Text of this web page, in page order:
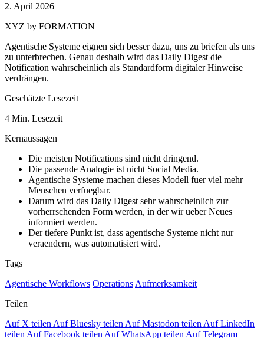
2. April 2026
XYZ by FORMATION
Agentische Systeme eignen sich besser dazu, uns zu briefen als uns
zu unterbrechen. Genau deshalb wird das Daily Digest die
Notification wahrscheinlich als Standardform digitaler Hinweise
verdrängen.
Geschätzte Lesezeit
4 Min. Lesezeit
Kernaussagen
Die meisten Notifications sind nicht dringend.
Die passende Analogie ist nicht Social Media.
Agentische Systeme machen dieses Modell fuer viel mehr
Menschen verfuegbar.
Darum wird das Daily Digest sehr wahrscheinlich zur
vorherrschenden Form werden, in der wir ueber Neues
informiert werden.
Der tiefere Punkt ist, dass agentische Systeme nicht nur
veraendern, was automatisiert wird.
Tags
Agentische Workflows Operations Aufmerksamkeit
Teilen
Auf X teilen Auf Bluesky teilen Auf Mastodon teilen Auf LinkedIn
teilen Auf Facebook teilen Auf WhatsApp teilen Auf Telegram